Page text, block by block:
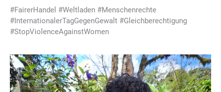
#FairerHandel #Weltladen #Menschenrechte
#InternationalerTagGegenGewalt #Gleichberechtigung
#StopViolenceAgainstWomen